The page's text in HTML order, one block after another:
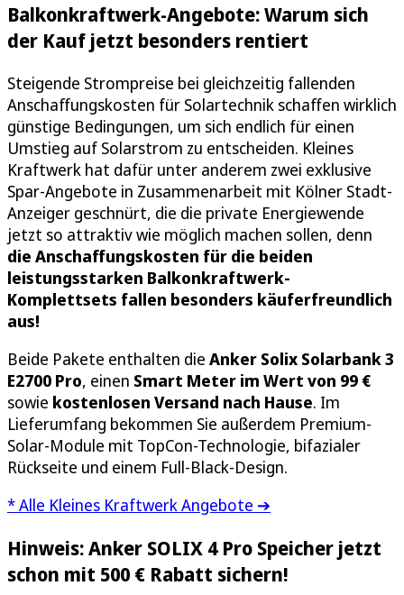
Balkonkraftwerk-Angebote: Warum sich
der Kauf jetzt besonders rentiert
Steigende Strompreise bei gleichzeitig fallenden
Anschaffungskosten für Solartechnik schaffen wirklich
günstige Bedingungen, um sich endlich für einen
Umstieg auf Solarstrom zu entscheiden. Kleines
Kraftwerk hat dafür unter anderem zwei exklusive
Spar-Angebote in Zusammenarbeit mit Kölner Stadt-
Anzeiger geschnürt, die die private Energiewende
jetzt so attraktiv wie möglich machen sollen, denn
die Anschaffungskosten für die beiden
leistungsstarken Balkonkraftwerk-
Komplettsets fallen besonders käuferfreundlich
aus!
Beide Pakete enthalten die Anker Solix Solarbank 3
E2700 Pro, einen Smart Meter im Wert von 99 €
sowie kostenlosen Versand nach Hause. Im
Lieferumfang bekommen Sie außerdem Premium-
Solar-Module mit TopCon-Technologie, bifazialer
Rückseite und einem Full-Black-Design.
* Alle Kleines Kraftwerk Angebote ➔
Hinweis: Anker SOLIX 4 Pro Speicher jetzt
schon mit 500 € Rabatt sichern!